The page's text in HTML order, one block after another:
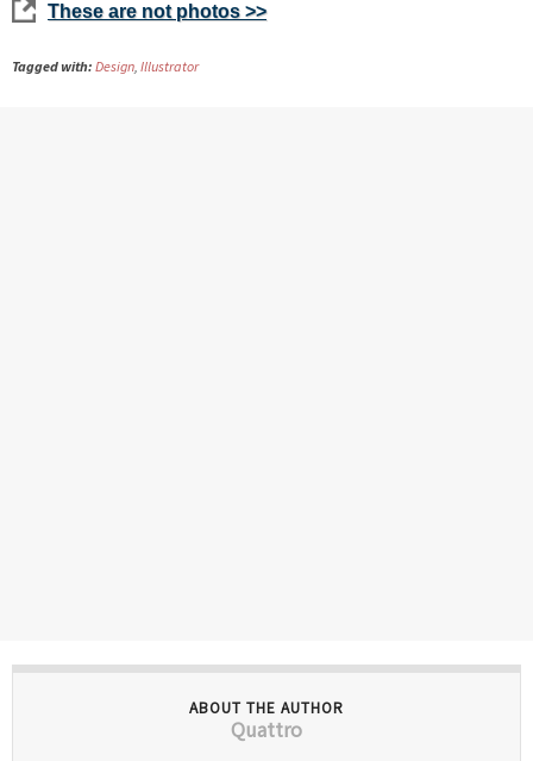
These are not photos >>
Tagged with: Design, Illustrator
ABOUT THE AUTHOR
Quattro